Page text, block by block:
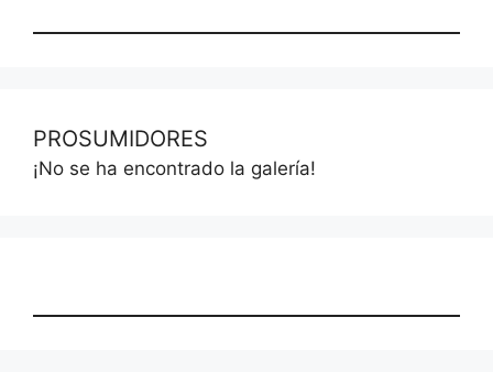
PROSUMIDORES
¡No se ha encontrado la galería!